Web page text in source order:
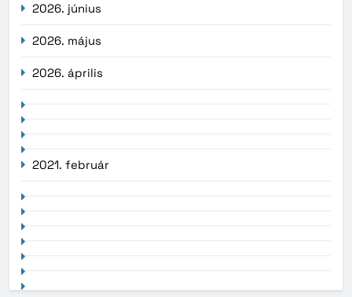
2026. június
2026. május
2026. április
2021. február